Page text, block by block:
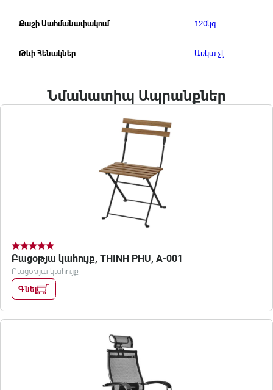
Քաշի Սահմանափակում 120կգ
Թևի Հենակներ Առկա չէ
Նմանատիպ Ապրանքներ
Բացօթյա կահույք, THINH PHU, A-001
Բացօթյա կահույք
Գնել